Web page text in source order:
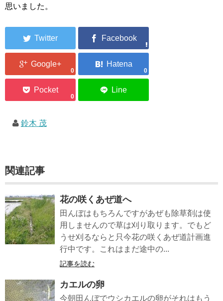
思いました。
0 0
0
鈴木 茂
関連記事
花の咲くあぜ道へ
田んぼはもちろんですがあぜも除草剤は使
用しませんので草は刈り取ります。でもど
うせ刈るならと只今花の咲くあぜ道計画進
行中です。これはまだ途中の...
記事を読む
カエルの卵
今朝田んぼでウシカエルの卵がそれはもう